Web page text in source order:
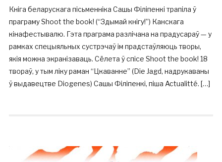
Кніга беларускага пісьменніка Сашы Філіпенкі трапіла ў
праграму Shoot the book! (“Здымай кнігу!”) Канскага
кінафестывалю. Гэта праграма разлічана на прадусараў — у
рамках спецыяльных сустрэчаў ім прадстаўляюць творы,
якія можна экранізаваць. Сёлета ў спісе Shoot the book! 18
твораў, у тым ліку раман “Цкаванне” (Die Jagd, надрукаваны
ў выдавецтве Diogenes) Сашы Філіпенкі, піша Actualitté. […]